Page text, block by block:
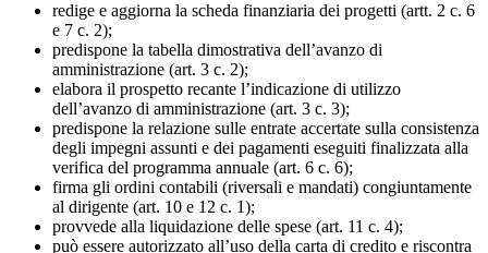
redige e aggiorna la scheda finanziaria dei progetti (artt. 2 c. 6
e 7 c. 2);
predispone la tabella dimostrativa dell’avanzo di
amministrazione (art. 3 c. 2);
elabora il prospetto recante l’indicazione di utilizzo
dell’avanzo di amministrazione (art. 3 c. 3);
predispone la relazione sulle entrate accertate sulla consistenza
degli impegni assunti e dei pagamenti eseguiti finalizzata alla
verifica del programma annuale (art. 6 c. 6);
firma gli ordini contabili (riversali e mandati) congiuntamente
al dirigente (art. 10 e 12 c. 1);
provvede alla liquidazione delle spese (art. 11 c. 4);
può essere autorizzato all’uso della carta di credito e riscontra